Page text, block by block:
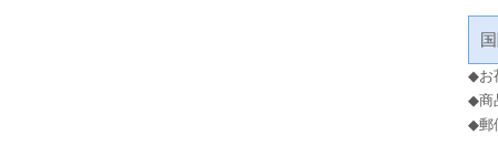
◆お
◆商
◆郵